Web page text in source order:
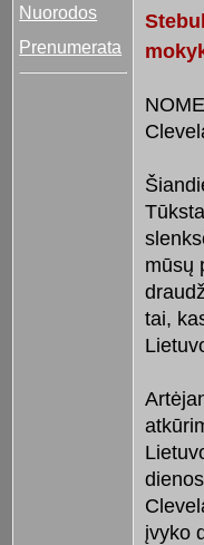
Nuorodos
Prenumerata
mūsų
tai,
įvyko